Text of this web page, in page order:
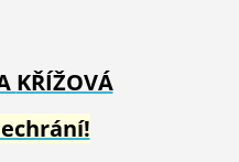
KŘÍŽOVÁ